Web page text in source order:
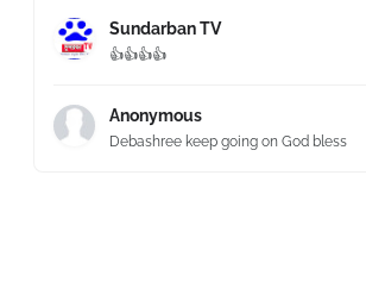
Sundarban TV
👍👍👍👍
Anonymous
Debashree keep going on God bless